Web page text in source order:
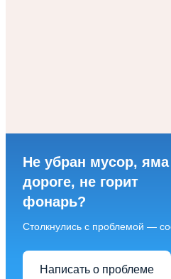
Не убран мусор,
дороге, не горит
фонарь?
Столкнулись с проблемой —
Написать о проблеме